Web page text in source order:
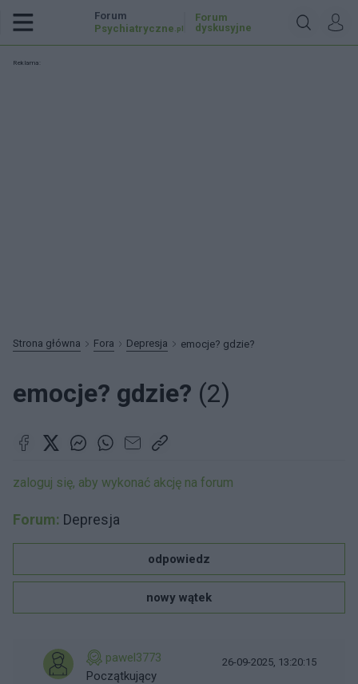
Forum
Psychiatryczne .pl
Forum
dyskusyjne
Reklama:
Strona główna Fora Depresja emocje? gdzie?
emocje? gdzie? (2)
zaloguj się, aby wykonać akcję na forum
Forum: Depresja
odpowiedz
nowy wątek
pawel3773
Początkujący
26-09-2025, 13:20:15